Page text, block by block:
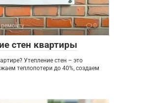
0
стен квартиры
Утепление стен – это
теплопотери до 40%, создаем